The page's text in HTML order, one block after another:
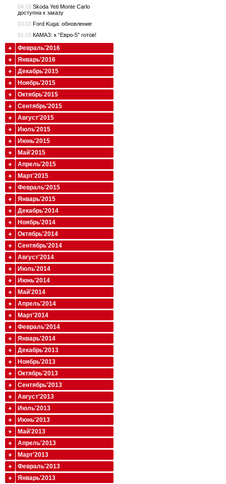
04.03 Skoda Yeti Monte Carlo
доступна к заказу
03.03 Ford Kuga: обновление
01.03 КАМАЗ: к “Евро-5” готов!
Февраль'2016
Январь'2016
Декабрь'2015
Ноябрь'2015
Октябрь'2015
Сентябрь'2015
Август'2015
Июль'2015
Июнь'2015
Май'2015
Апрель'2015
Март'2015
Февраль'2015
Январь'2015
Декабрь'2014
Ноябрь'2014
Октябрь'2014
Сентябрь'2014
Август'2014
Июль'2014
Июнь'2014
Май'2014
Апрель'2014
Март'2014
Февраль'2014
Январь'2014
Декабрь'2013
Ноябрь'2013
Октябрь'2013
Сентябрь'2013
Август'2013
Июль'2013
Июнь'2013
Май'2013
Апрель'2013
Март'2013
Февраль'2013
Январь'2013